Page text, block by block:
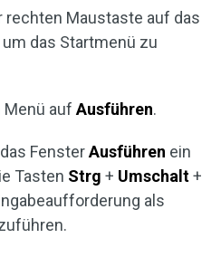
rechten Maustaste auf das
um das Startmenü zu
Menü auf Ausführen.
FensterAusführen ein
Tasten Strg + Umschalt+
als